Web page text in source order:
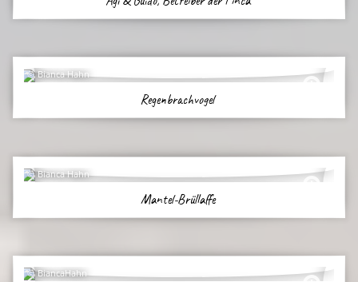
Bianca Hahn
Regenbrachvogel
Bianca Hahn
Mantel-Brüllaffe
BiancaHahn